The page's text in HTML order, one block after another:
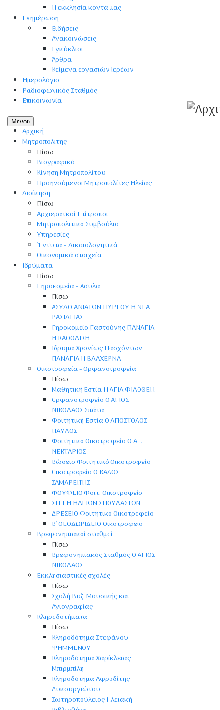
Η εκκλησία κοντά μας
Ενημέρωση
Ειδήσεις
Ανακοινώσεις
Εγκύκλιοι
Άρθρα
Κείμενα εργασιών Ιερέων
Ημερολόγιο
Ραδιοφωνικός Σταθμός
Επικοινωνία
Μενού
Αρχική
Μητροπολίτης
Πίσω
Βιογραφικό
Κίνηση Μητροπολίτου
Προηγούμενοι Μητροπολίτες Ηλείας
Διοίκηση
Πίσω
Αρχιερατκοί Επίτροποι
Μητροπολιτικό Συμβούλιο
Υπηρεσίες
'Έντυπα - Δικαιολογητικά
Οικονομικά στοιχεία
Ιδρύματα
Πίσω
Γηροκομεία - Άσυλα
Πίσω
ΑΣΥΛΟ ΑΝΙΑΤΩΝ ΠΥΡΓΟΥ Η ΝΕΑ
ΒΑΣΙΛΕΙΑΣ
Γηροκομείο Γαστούνης ΠΑΝΑΓΙΑ
Η ΚΑΘΟΛΙΚΗ
Ιδρυμα Χρονίως Πασχόντων
ΠΑΝΑΓΙΑ Η ΒΛΑΧΕΡΝΑ
Οικοτροφεία - Ορφανοτροφεία
Πίσω
Μαθητική Εστία Η ΑΓΙΑ ΦΙΛΟΘΕΗ
Ορφανοτροφείο Ο ΑΓΙΟΣ
ΝΙΚΟΛΑΟΣ Σπάτα
Φοιτητική Εστία Ο ΑΠΟΣΤΟΛΟΣ
ΠΑΥΛΟΣ
Φοιτητικό Οικοτροφείο Ο ΑΓ.
ΝΕΚΤΑΡΙΟΣ
Βώσειο Φοιτητικό Οικοτροφείο
Οικοτροφείο Ο ΚΑΛΟΣ
ΣΑΜΑΡΕΙΤΗΣ
ΦΟΥΦΕΙΟ Φοιτ. Οικοτροφείο
ΣΤΕΓΗ ΗΛΕΙΩΝ ΣΠΟΥΔΑΣΤΩΝ
ΔΡΕΣΕΙΟ Φοιτητικό Οικοτροφείο
Β' ΘΕΟΔΩΡΙΔΕΙΟ Οικοτροφείο
Βρεφονηπιακοί σταθμοί
Πίσω
Βρεφονηπιακός Σταθμός Ο ΑΓΙΟΣ
ΝΙΚΟΛΑΟΣ
Εκκλησιαστικές σχολές
Πίσω
Σχολή Βυζ. Μουσικής και
Αγιογραφίας
Κληροδοτήματα
Πίσω
Κληροδότημα Στεφάνου
ΨΗΜΜΕΝΟΥ
Κληροδότημα Χαρίκλειας
Μπιρμπίλη
Κληροδότημα Αφροδίτης
Λυκουργιώτου
Σωτηροπούλειος Ηλειακή